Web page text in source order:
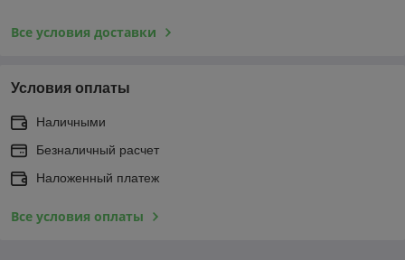
Все условия доставки
Условия оплаты
Наличными
Безналичный расчет
Наложенный платеж
Все условия оплаты